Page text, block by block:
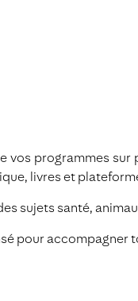
vos programmes sur
livres et
sujets santé,
pour accompagner